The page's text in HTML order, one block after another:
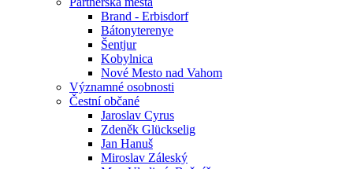
Brand - Erbisdorf
Bátonyterenye
Šentjur
Kobylnica
Nové Mesto nad Vahom
Významné osobnosti
Čestní občané
Jaroslav Cyrus
Zdeněk Glückselig
Jan Hanuš
Miroslav Záleský